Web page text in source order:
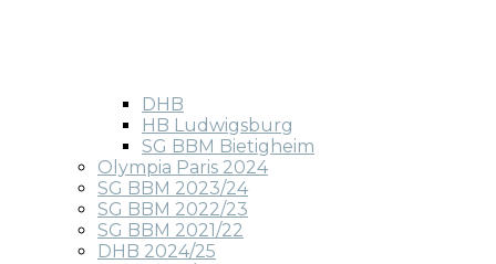
DHB
HB Ludwigsburg
SG BBM Bietigheim
Olympia Paris 2024
SG BBM 2023/24
SG BBM 2022/23
SG BBM 2021/22
DHB 2024/25